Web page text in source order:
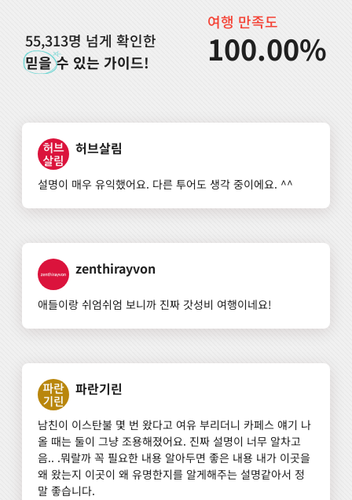
55,313명 넘게 확인한
믿을수 있는 가이드!
여행 만족도
100.00%
허브살림
설명이 매우 유익했어요. 다른 투어도 생각 중이에요. ^^
zenthirayvon
애들이랑 쉬엄쉬엄 보니까 진짜 갓성비 여행이네요!
파란기린
남친이 이스탄불 몇 번 왔다고 여유 부리더니 카페스 얘기 나
올 때는 둘이 그냥 조용해졌어요. 진짜 설명이 너무 알차고
음.. .뭐랄까 꼭 필요한 내용 알아두면 좋은 내용 내가 이곳을
왜 왔는지 이곳이 왜 유명한지를 알게해주는 설명같아서 정
말 좋습니다.